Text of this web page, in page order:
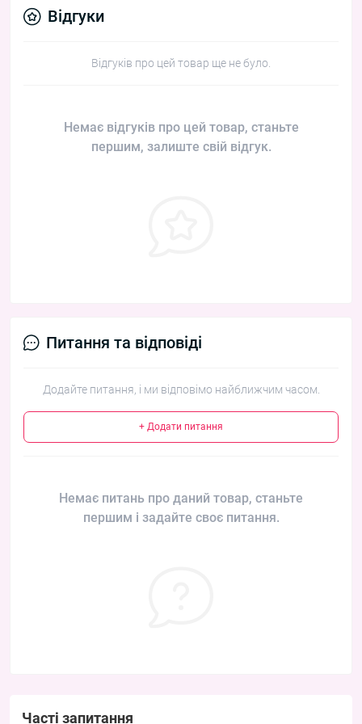
Відгуки
Відгуків про цей товар ще не було.
Немає відгуків про цей товар, станьте
першим, залиште свій відгук.
Питання та відповіді
Додайте питання, і ми відповімо найближчим часом.
+ Додати питання
Немає питань про даний товар, станьте
першим і задайте своє питання.
Часті запитання